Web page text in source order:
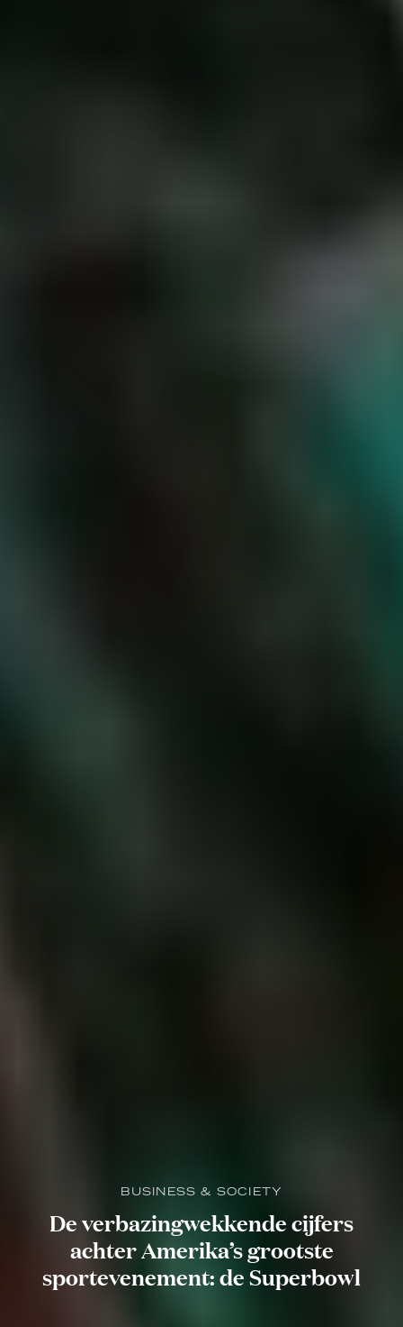
BUSINESS & SOCIETY
De verbazingwekkende cijfers
achter Amerika’s grootste
sportevenement: de Superbowl